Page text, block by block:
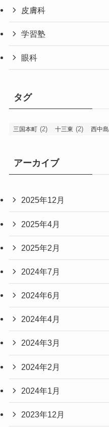
皮膚科
学習塾
眼科
タグ
三国本町 (2) 十三東 (2) 西中島
アーカイブ
2025年12月
2025年4月
2025年2月
2024年7月
2024年6月
2024年4月
2024年3月
2024年2月
2024年1月
2023年12月